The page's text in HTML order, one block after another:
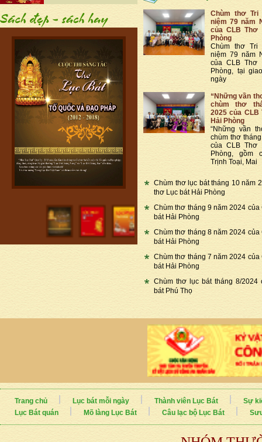
Chùm thơ Tri
niệm 79 năm
của CLB Thơ
Phòng
Chùm thơ Tri
niệm 79 năm
của CLB Thơ
Phòng, tại
ngày
“Những vần
chùm thơ
2025 của CLB
Hải Phòng
“Những vần
chùm thơ
của CLB Thơ
Phòng, gồm
Trịnh Toại, Mai
Chùm thơ lục bát tháng 10 năm
thơ Lục bát Hải Phòng
Chùm thơ tháng 9 năm 2024 của
bát Hải Phòng
Chùm thơ tháng 8 năm 2024 của
bát Hải Phòng
Chùm thơ tháng 7 năm 2024 của
bát Hải Phòng
Chùm thơ lục bát tháng 8/2024
bát Phú Thọ
Trang chủ Lục bát mỗi ngày Thành viên Lục Bát
Sự
Lục Bát quán
Mõ làng Lục Bát Câu lạc bộ Lục Bát